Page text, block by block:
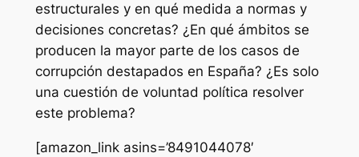
estructurales y en qué medida a normas y
decisiones concretas? ¿En qué ámbitos se
producen la mayor parte de los casos de
corrupción destapados en España? ¿Es solo
una cuestión de voluntad política resolver
este problema?
[amazon_link asins=’8491044078′